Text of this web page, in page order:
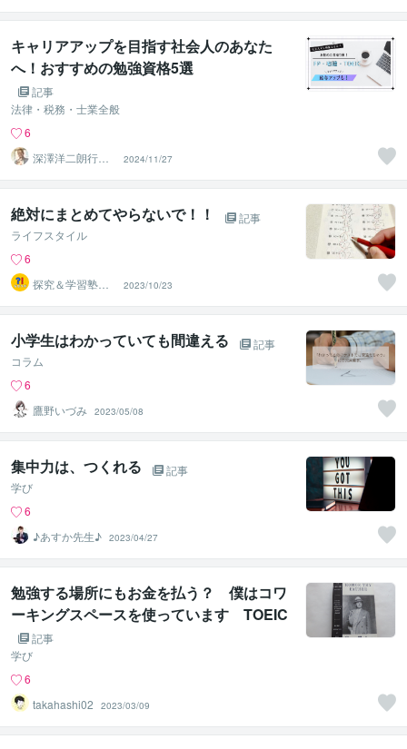
キャリアアップを目指す社会人のあなた
へ！おすすめの勉強資格5選
記事
法律・税務・士業全般
6
深澤洋二朗行政
書士
2024/11/27
絶対にまとめてやらないで！！
記事
ライフスタイル
6
探究＆学習塾｜
なぜラボ
2023/10/23
小学生はわかっていても間違える
記事
コラム
6
鷹野いづみ 2023/05/08
集中力は、つくれる
記事
学び
6
♪あすか先生♪ 2023/04/27
勉強する場所にもお金を払う？ 僕はコワ
ーキングスペースを使っています TOEIC
日記2023.3.9
記事
学び
6
takahashi02
2023/03/09